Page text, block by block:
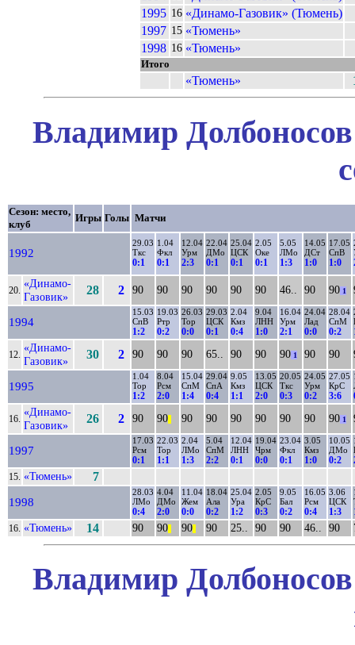
1995 16 «Динамо-Газовик» (Тюмень)
1997 15 «Тюмень»
1998 16 «Тюмень»
Итого
«Тюмень»
Владимир
Сезон: место,
клуб
Игры Голы Матчи
1992
29.03
Ткс
0:1
1.04
Фкл
0:1
12.04
Урм
2:3
22.04
ДМо
0:1
25.04
ЦСК
0:1
2.05
Оке
0:1
5.05
ЛМо
1:3
14.05
ДСт
1:0
17.05
СпВ
1:0
20.
«Динамо-
Газовик»
28 2 90 90 90 90 90 90 46.. 90 90 1
1994
15.03
СпВ
1:2
19.03
Ртр
0:2
26.03
Тор
0:0
29.03
ЦСК
0:1
2.04
Кмз
0:4
9.04
ЛНН
1:0
16.04
Урм
2:1
24.04
Лад
0:0
28.04
СпМ
0:2
12.
«Динамо-
Газовик»
30 2 90 90 90 65.. 90 90 90 1 90 90
1995
1.04
Тор
1:2
8.04
Рсм
2:0
15.04
СпМ
1:4
29.04
СпА
0:4
9.05
Кмз
1:1
13.05
ЦСК
2:0
20.05
Ткс
0:3
24.05
Урм
0:2
27.05
КрС
3:6
16.
«Динамо-
Газовик»
26 2 90 90 90 90 90 90 90 90 90 1
1997
17.03
Рсм
0:1
22.03
Тор
1:1
2.04
ЛМо
1:3
5.04
СпМ
2:2
12.04
ЛНН
0:1
19.04
Чрм
0:0
23.04
Фкл
0:1
3.05
Кмз
1:0
10.05
ДМо
0:2
15. «Тюмень» 7
1998
28.03
ЛМо
0:4
4.04
ДМо
2:0
11.04
Жем
0:0
18.04
Ала
0:2
25.04
Ура
1:2
2.05
КрС
0:3
9.05
Бал
0:2
16.05
Рсм
0:4
3.06
ЦСК
1:3
16. «Тюмень» 14 90 90 90 90 25.. 90 90 46.. 90
Владимир